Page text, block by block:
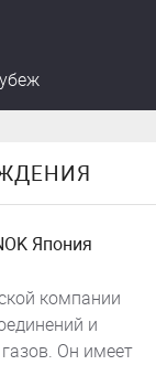
Япония
компании
и
Он имеет